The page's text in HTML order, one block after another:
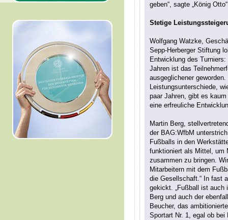
geben“, sagte „König
Stetige
Wolfgang Watzke,
Sepp-Herberger Stiftung
Entwicklung des Turniers:
Jahren ist das
ausgeglichener geworden.
Leistungsunterschiede,
paar Jahren, gibt es
eine erfreuliche
Martin Berg,
der BAG:WfbM
Fußballs in den
funktioniert als Mittel, um
zusammen zu bringen.
Mitarbeitern mit dem
die Gesellschaft.“ In fast
gekickt. „Fußball ist auch
Berg und auch der
Beucher, das
Sportart Nr. 1, egal ob bei